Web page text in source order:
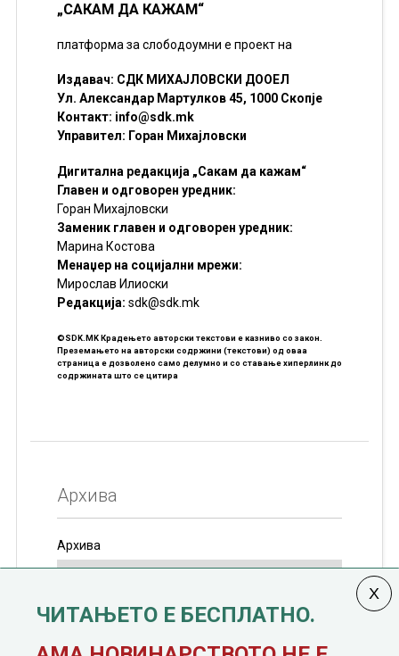
„САКАМ ДА КАЖАМ“
платформа за слободоумни е проект на
Издавач: СДК МИХАЈЛОВСКИ ДООЕЛ
Ул. Александар Мартулков 45, 1000 Скопје
Контакт: info@sdk.mk
Управител: Горан Михајловски
Дигитална редакција „Сакам да кажам“
Главен и одговорен уредник:
Горан Михајловски
Заменик главен и одговорен уредник:
Марина Костова
Менаџер на социјални мрежи:
Мирослав Илиоски
Редакцијa: sdk@sdk.mk
©SDK.MK Крадењето авторски текстови е казниво со закон.
Преземањето на авторски содржини (текстови) од оваа
страница е дозволено само делумно и со ставање хиперлинк до
содржината што се цитира
Архива
Архива
јануари, 1991 година
ЧИТАЊЕТО Е БЕСПЛАТНО.